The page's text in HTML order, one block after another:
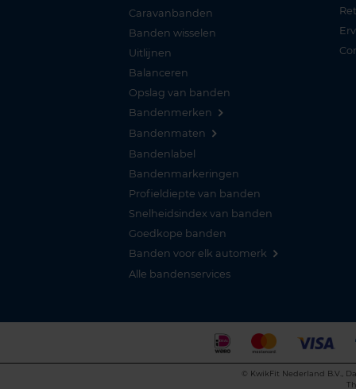
Caravanbanden
Banden wisselen
Uitlijnen
Balanceren
Opslag van banden
Bandenmerken
Bandenmaten
Bandenlabel
Bandenmarkeringen
Profieldiepte van banden
Snelheidsindex van banden
Goedkope banden
Banden voor elk automerk
Alle bandenservices
© KwikFit Nederland B.V.,